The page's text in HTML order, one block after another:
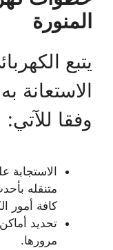
المنورة
يتبع
الاستعانة
وفقا للآتي:
متنقله
كافة أمور
تحديد
مرورها.